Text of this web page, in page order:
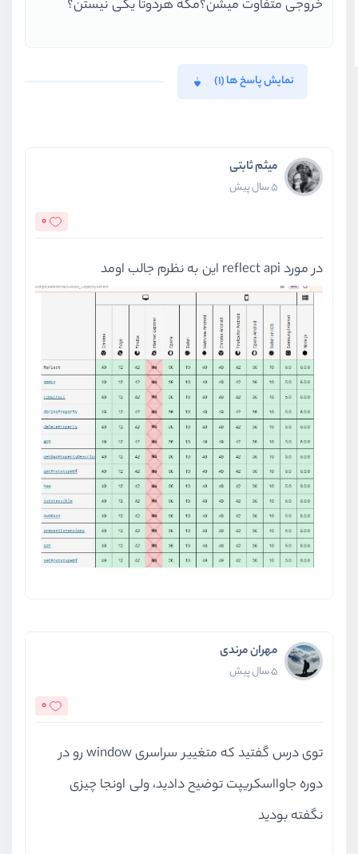
خروجی متفاوت میشن؟مگه هردوتا یکی نیستن؟
نمایش پاسخ ها (1)
میثم ثابتی
5 سال پیش
0
در مورد reflect api این به نظرم جالب اومد
مهران مرندی
5 سال پیش
0
توی درس گفتید که متغییر سراسری window رو در
دوره جاوااسکریپت توضیح دادید، ولی اونجا چیزی
نگفته بودید